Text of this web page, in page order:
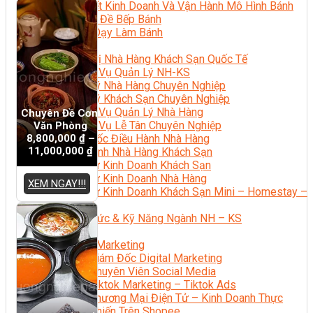
Bí Quyết Kinh Doanh Và Vận Hành Mô Hình Bánh
Chuyên Đề Bếp Bánh
Video Dạy Làm Bánh
Quản Trị NHKS
Quản Trị Nhà Hàng Khách Sạn Quốc Tế
Nghiệp Vụ Quản Lý NH-KS
Quản Lý Nhà Hàng Chuyên Nghiệp
Quản Lý Khách Sạn Chuyên Nghiệp
Nghiệp Vụ Quản Lý Nhà Hàng
Nghiệp Vụ Lễ Tân Chuyên Nghiệp
Giám Đốc Điều Hành Nhà Hàng
Tiếng Anh Nhà Hàng Khách Sạn
Khởi Sự Kinh Doanh Khách Sạn
Khởi Sự Kinh Doanh Nhà Hàng
Khởi Sự Kinh Doanh Khách Sạn Mini – Homestay –
AirBnB
Kiến Thức & Kỹ Năng Ngành NH – KS
Marketing
Digital Marketing
Giám Đốc Digital Marketing
Chuyên Viên Social Media
Tiktok Marketing – Tiktok Ads
Thương Mại Điện Tử – Kinh Doanh Thực
Chuyên Đề Cơm
Văn Phòng
8,800,000 ₫–
11,000,000 ₫
XEM NGAY!!!